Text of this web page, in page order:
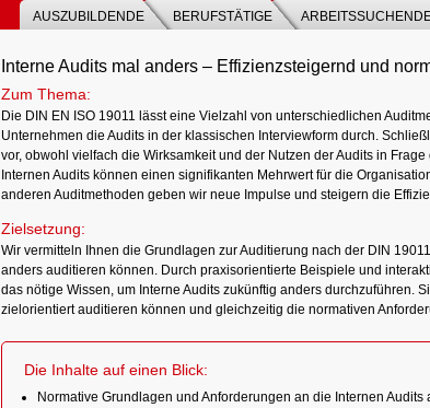
AUSZUBILDENDE BERUFSTÄTIGE
Interne Audits mal anders – Effizienzsteigernd und
Zum Thema:
Die DIN EN ISO 19011 lässt eine Vielzahl von unterschiedlichen
Unternehmen die Audits in der klassischen Interviewform durch.
vor, obwohl vielfach die Wirksamkeit und der Nutzen der Audits in Frage
Internen Audits können einen signifikanten Mehrwert für die
anderen Auditmethoden geben wir neue Impulse und steigern die
Zielsetzung:
Wir vermitteln Ihnen die Grundlagen zur Auditierung nach der DIN
anders auditieren können. Durch praxisorientierte Beispiele und
das nötige Wissen, um Interne Audits zukünftig anders durchzuführen.
zielorientiert auditieren können und gleichzeitig die normativen
Die Inhalte auf einen Blick:
Normative Grundlagen und Anforderungen an die Internen